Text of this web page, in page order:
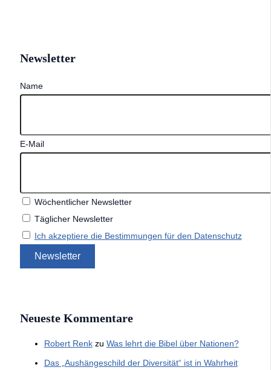
Newsletter
Name
E-Mail
Wöchentlicher Newsletter
Täglicher Newsletter
Ich akzeptiere die Bestimmungen für den Datenschutz
Neueste Kommentare
Robert Renkzu Was lehrt die Bibel über Nationen?
Das „Aushängeschild der Diversität“ ist in Wahrheit